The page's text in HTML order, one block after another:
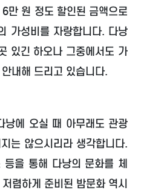
만 원 정도 할인된 금액으로
가성비를 자랑합니다. 다낭
있긴 하오나 그중에서도 가
내해 드리고 있습니다.
낭에 오실 때 아무래도 관광
는 않으시리라 생각합니다.
을 통해 다낭의 문화를 체
렴하게 준비된 밤문화 역시